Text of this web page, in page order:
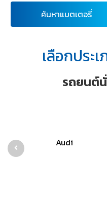
ค้นหาแบตเตอรี่
เลือกประ
รถยนต์
Audi